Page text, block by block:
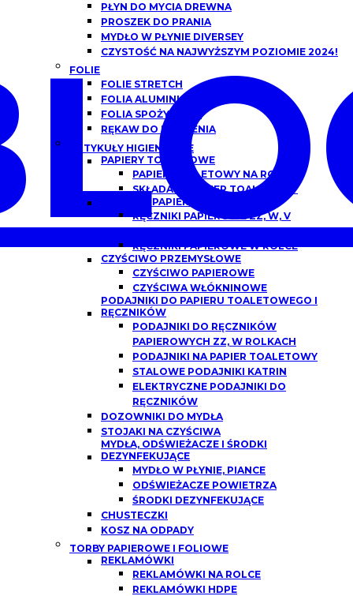
PŁYN DO MYCIA DREWNA
PROSZEK DO PRANIA
MYDŁO W PŁYNIE DIVERSEY
CZYSTOŚĆ NA NAJWYŻSZYM POZIOMIE 2024!
FOLIE
FOLIE STRETCH
FOLIA ALUMINIOWA
FOLIA SPOŻYWCZA
RĘKAW DO PIECZENIA
ARTYKUŁY HIGIENICZNE
PAPIERY TOALETOWE
PAPIER TOALETOWY NA ROLCE
SKŁADANY PAPIER TOALETOWY
RĘCZNIKI PAPIEROWE
RĘCZNIKI PAPIEROWE ZZ, W, V
SKŁADANE
RĘCZNIKI PAPIEROWE W ROLCE
CZYŚCIWO PRZEMYSŁOWE
CZYŚCIWO PAPIEROWE
CZYŚCIWA WŁÓKNINOWE
PODAJNIKI DO PAPIERU TOALETOWEGO I
RĘCZNIKÓW
PODAJNIKI DO RĘCZNIKÓW
PAPIEROWYCH ZZ, W ROLKACH
PODAJNIKI NA PAPIER TOALETOWY
STALOWE PODAJNIKI KATRIN
ELEKTRYCZNE PODAJNIKI DO
RĘCZNIKÓW
DOZOWNIKI DO MYDŁA
STOJAKI NA CZYŚCIWA
MYDŁA, ODŚWIEŻACZE I ŚRODKI
DEZYNFEKUJĄCE
MYDŁO W PŁYNIE, PIANCE
ODŚWIEŻACZE POWIETRZA
ŚRODKI DEZYNFEKUJĄCE
CHUSTECZKI
KOSZ NA ODPADY
TORBY PAPIEROWE I FOLIOWE
REKLAMÓWKI
REKLAMÓWKI NA ROLCE
REKLAMÓWKI HDPE